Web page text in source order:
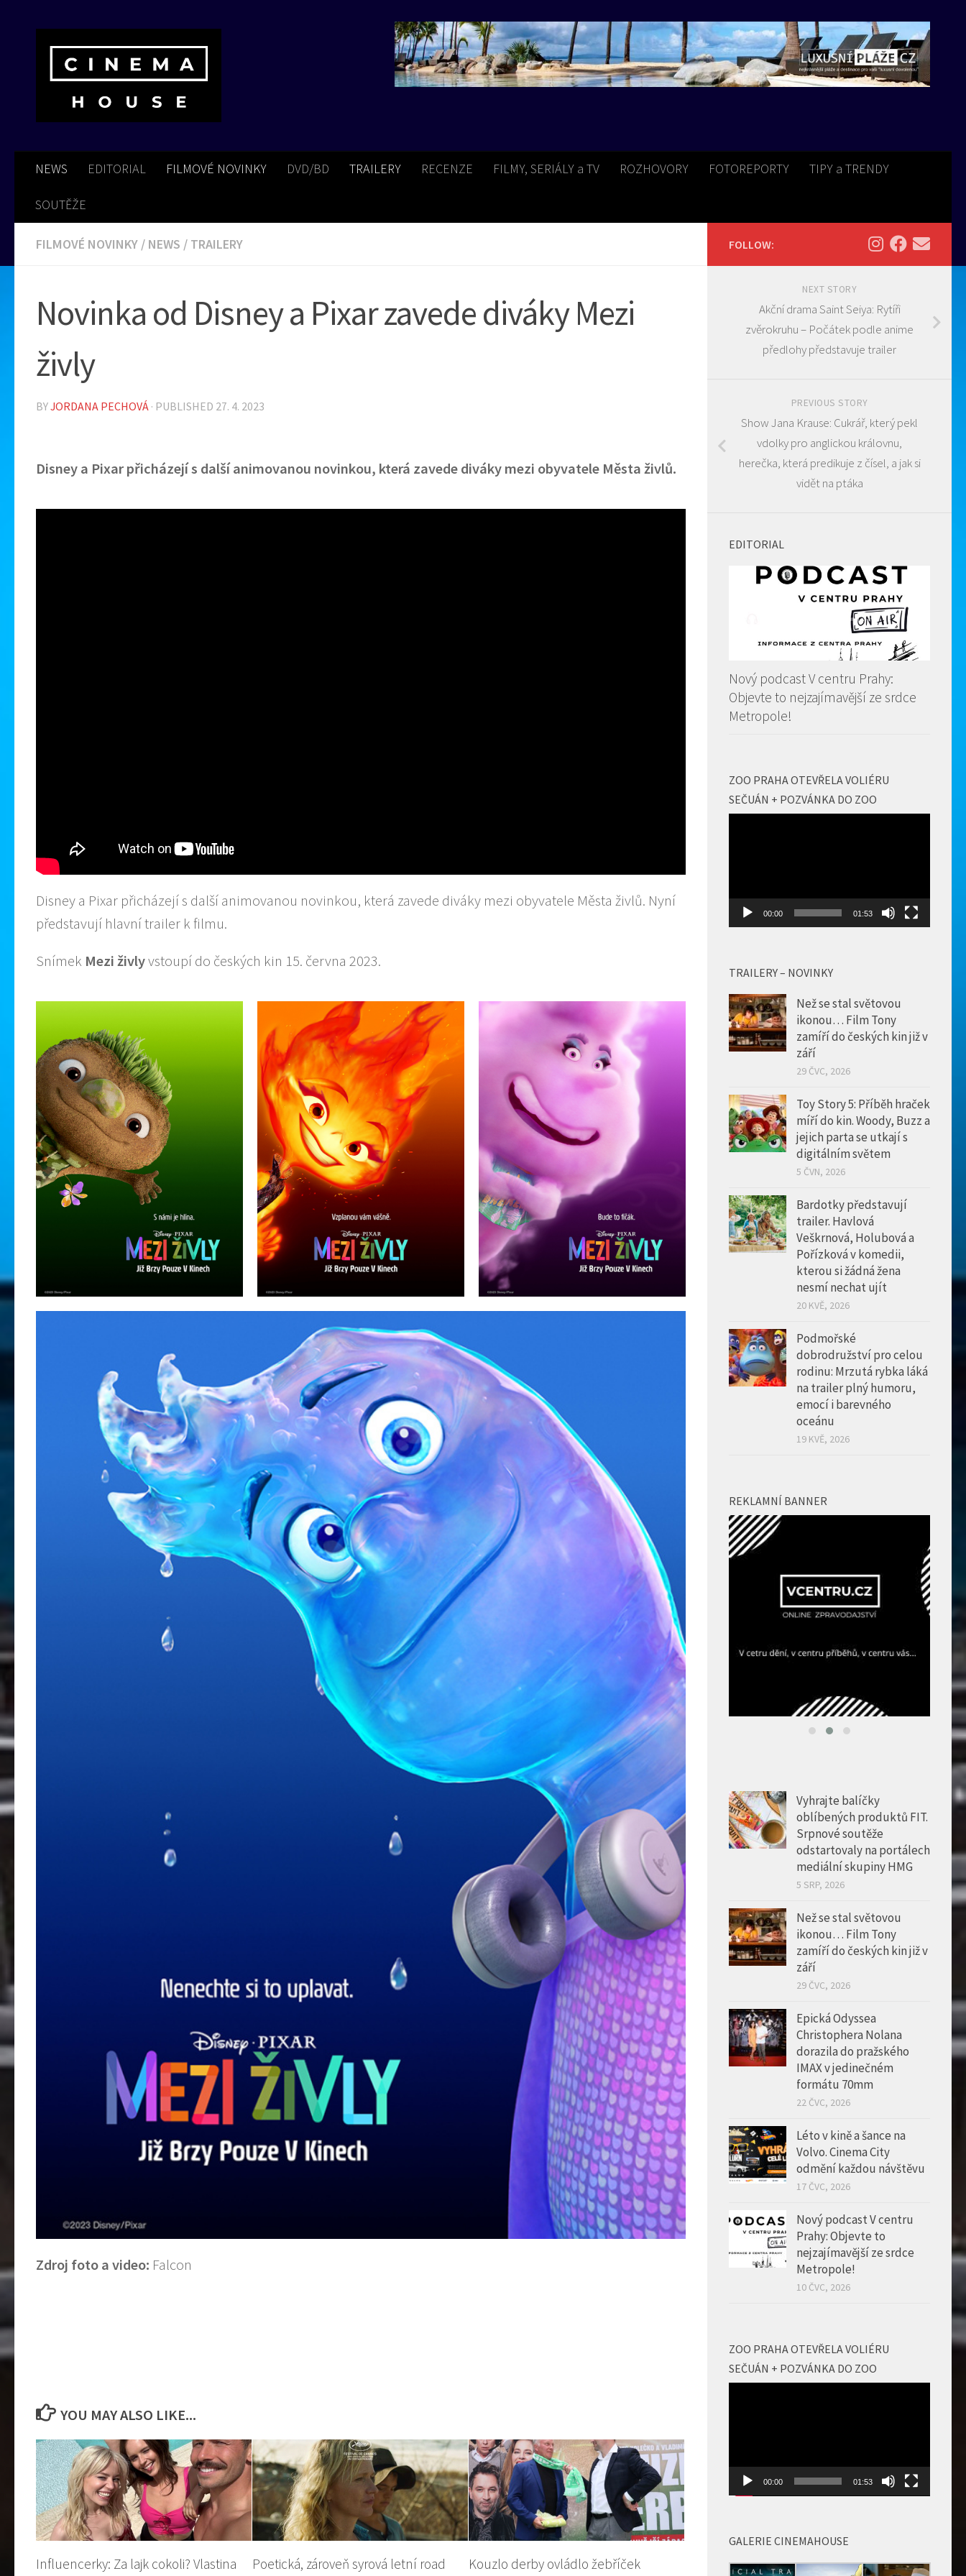
NEWS EDITORIAL FILMOVÉ NOVINKY DVD/BD TRAILERY RECENZE FILMY, SERIÁLY a TV ROZHOVORY FOTOREPORTY TIPY a TRENDY
SOUTĚŽE
FILMOVÉ NOVINKY / NEWS / TRAILERY
Novinka od Disney a Pixar zavede diváky Mezi
živly
BYJORDANA PECHOVÁ · PUBLISHED 27. 4. 2023
Disney a Pixar přicházejí s další animovanou novinkou, která zavede diváky mezi obyvatele Města živlů.
Disney a Pixar přicházejí s další animovanou novinkou, která zavede diváky mezi obyvatele Města živlů. Nyní
představují hlavní trailer k filmu.
Snímek Mezi živlyvstoupí do českých kin 15. června 2023.
Zdroj foto a video: Falcon
YOU MAY ALSO LIKE...
Influencerky: Za lajk cokoli? Vlastina
Poetická, zároveň syrová letní road
Kouzlo derby ovládlo žebříček
FOLLOW:
NEXT STORY
Akční drama Saint Seiya: Rytíři
zvěrokruhu – Počátek podle anime
předlohy představuje trailer
PREVIOUS STORY
Show Jana Krause: Cukrář, který pekl
vdolky pro anglickou královnu,
herečka, která predikuje z čísel, a jak si
vidět na ptáka
EDITORIAL
Nový podcast V centru Prahy:
Objevte to nejzajímavější ze srdce
Metropole!
ZOO PRAHA OTEVŘELA VOLIÉRU
SEČUÁN + POZVÁNKA DO ZOO
00:00 01:53
TRAILERY – NOVINKY
Než se stal světovou
ikonou… Film Tony
zamíří do českých kin již v
září
29 ČVC, 2026
Toy Story 5: Příběh hraček
míří do kin. Woody, Buzz a
jejich parta se utkají s
digitálním světem
5 ČVN, 2026
Bardotky představují
trailer. Havlová
Veškrnová, Holubová a
Pořízková v komedii,
kterou si žádná žena
nesmí nechat ujít
20 KVĚ, 2026
Podmořské
dobrodružství pro celou
rodinu: Mrzutá rybka láká
na trailer plný humoru,
emocí i barevného
oceánu
19 KVĚ, 2026
REKLAMNÍ BANNER
Vyhrajte balíčky
oblíbených produktů FIT.
Srpnové soutěže
odstartovaly na portálech
mediální skupiny HMG
5 SRP, 2026
Než se stal světovou
ikonou… Film Tony
zamíří do českých kin již v
září
29 ČVC, 2026
Epická Odyssea
Christophera Nolana
dorazila do pražského
IMAX v jedinečném
formátu 70mm
22 ČVC, 2026
Léto v kině a šance na
Volvo. Cinema City
odmění každou návštěvu
17 ČVC, 2026
Nový podcast V centru
Prahy: Objevte to
nejzajímavější ze srdce
Metropole!
10 ČVC, 2026
ZOO PRAHA OTEVŘELA VOLIÉRU
SEČUÁN + POZVÁNKA DO ZOO
00:00 01:53
GALERIE CINEMAHOUSE